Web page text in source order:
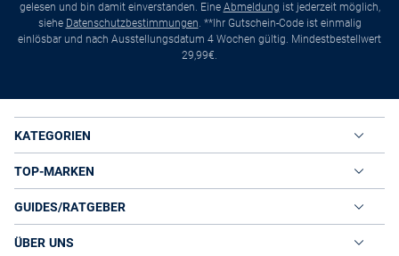
gelesen und bin damit einverstanden. Eine Abmeldung ist jederzeit möglich,
siehe Datenschutzbestimmungen. **Ihr Gutschein-Code ist einmalig
einlösbar und nach Ausstellungsdatum 4 Wochen gültig. Mindestbestellwert
29,99€.
KATEGORIEN
TOP-MARKEN
GUIDES/RATGEBER
ÜBER UNS